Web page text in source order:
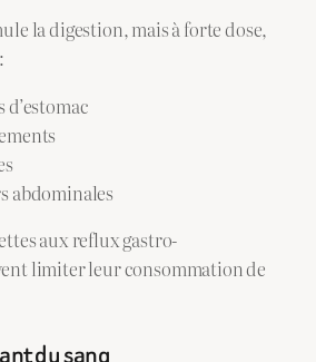
la digestion, mais à forte dose,
abdominales
aux reflux gastro-
limiter leur consommation de
du sang